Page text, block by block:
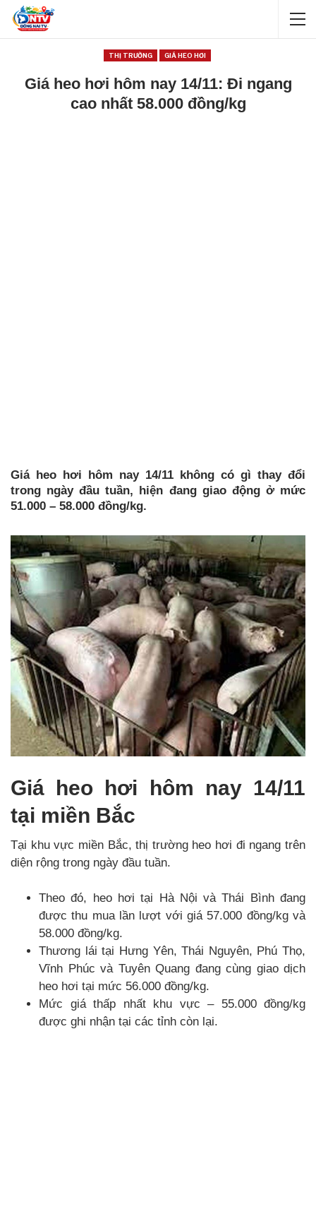
THỊ TRƯỜNG GIÁ HEO HƠI
Giá heo hơi hôm nay 14/11: Đi ngang
cao nhất 58.000 đồng/kg
Giá heo hơi hôm nay 14/11 không có gì thay đổi
trong ngày đầu tuần, hiện đang giao động ở mức
51.000 – 58.000 đồng/kg.
Giá heo hơi hôm nay 14/11
tại miền Bắc
Tại khu vực miền Bắc, thị trường heo hơi đi ngang trên
diện rộng trong ngày đầu tuần.
Theo đó, heo hơi tại Hà Nội và Thái Bình đang
được thu mua lần lượt với giá 57.000 đồng/kg và
58.000 đồng/kg.
Thương lái tại Hưng Yên, Thái Nguyên, Phú Thọ,
Vĩnh Phúc và Tuyên Quang đang cùng giao dịch
heo hơi tại mức 56.000 đồng/kg.
Mức giá thấp nhất khu vực – 55.000 đồng/kg
được ghi nhận tại các tỉnh còn lại.